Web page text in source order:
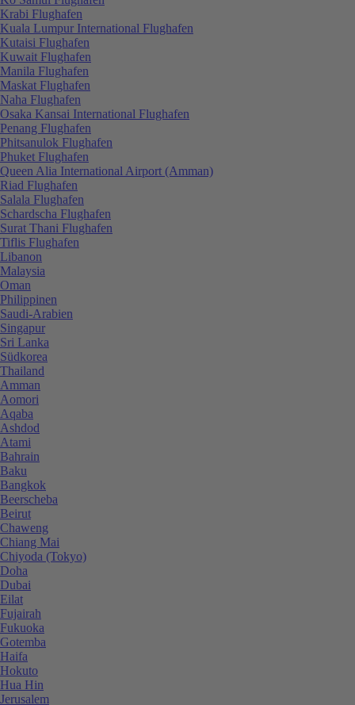
Krabi Flughafen
Kuala Lumpur International Flughafen
Kutaisi Flughafen
Kuwait Flughafen
Manila Flughafen
Maskat Flughafen
Naha Flughafen
Osaka Kansai International Flughafen
Penang Flughafen
Phitsanulok Flughafen
Phuket Flughafen
Queen Alia International Airport (Amman)
Riad Flughafen
Salala Flughafen
Schardscha Flughafen
Surat Thani Flughafen
Tiflis Flughafen
Libanon
Malaysia
Oman
Philippinen
Saudi-Arabien
Singapur
Sri Lanka
Südkorea
Thailand
Amman
Aomori
Aqaba
Ashdod
Atami
Bahrain
Baku
Bangkok
Beerscheba
Beirut
Chaweng
Chiang Mai
Chiyoda (Tokyo)
Doha
Dubai
Eilat
Fujairah
Fukuoka
Gotemba
Haifa
Hokuto
Hua Hin
Jerusalem